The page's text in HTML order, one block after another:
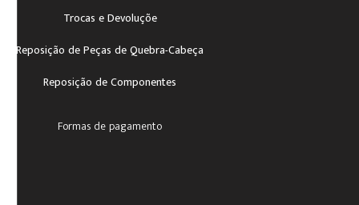
Trocas e Devoluçõe
Reposição de Peças de Quebra-Cabeça
Reposição de Componentes
Formas de pagamento